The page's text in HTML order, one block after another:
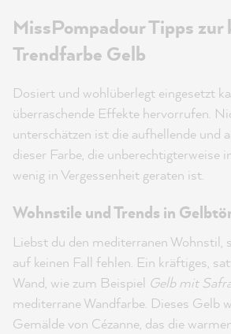
MissPompadour Tipps zur
Trendfarbe Gelb
Dosiert und wohlüberlegt eingesetzt
überraschende Effekte hervorrufen.
unterschätzen ist die aufhellende und
dieser Farbe, die unberechtigterweise
wenig in Vergessenheit geraten ist.
Wohnstile und Trends in
Liebst du den mediterranen Wohnstil,
auf keinen Fall fehlen. Ein kräftiges,
Wand, wie zum Beispiel Gelb mit
mediterrane Wandfarbe. Dieses Gelb
Gemälde von Cézanne, das die